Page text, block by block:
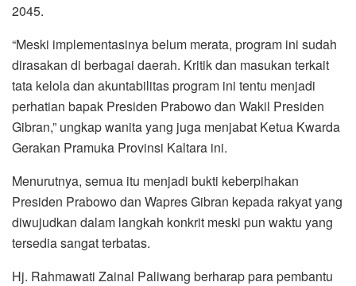
2045.
“Meski implementasinya belum merata, program ini sudah
dirasakan di berbagai daerah. Kritik dan masukan terkait
tata kelola dan akuntabilitas program ini tentu menjadi
perhatian bapak Presiden Prabowo dan Wakil Presiden
Gibran,” ungkap wanita yang juga menjabat Ketua Kwarda
Gerakan Pramuka Provinsi Kaltara ini.
Menurutnya, semua itu menjadi bukti keberpihakan
Presiden Prabowo dan Wapres Gibran kepada rakyat yang
diwujudkan dalam langkah konkrit meski pun waktu yang
tersedia sangat terbatas.
Hj. Rahmawati Zainal Paliwang berharap para pembantu